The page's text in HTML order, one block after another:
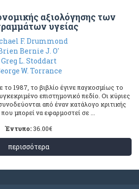
αξιολόγησης των
υγείας
F. Drummond
Bernie J. O'
Greg L. Stoddart
W. Torrance
1987, το βιβλίο έγινε παγκοσμίως το
επιστημονικό πεδίο. Οι κύριες
από έναν κατάλογο κριτικής
μπορεί να εφαρμοστεί σε ...
Έντυπο: 36.00€
περισσότερα